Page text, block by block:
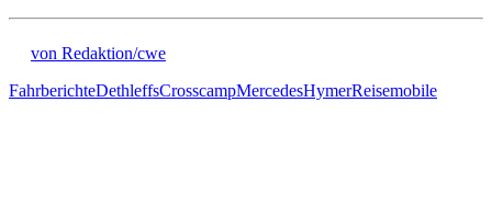
von Redaktion/cwe
FahrberichteDethleffsCrosscampMercedesHymerReisemobile